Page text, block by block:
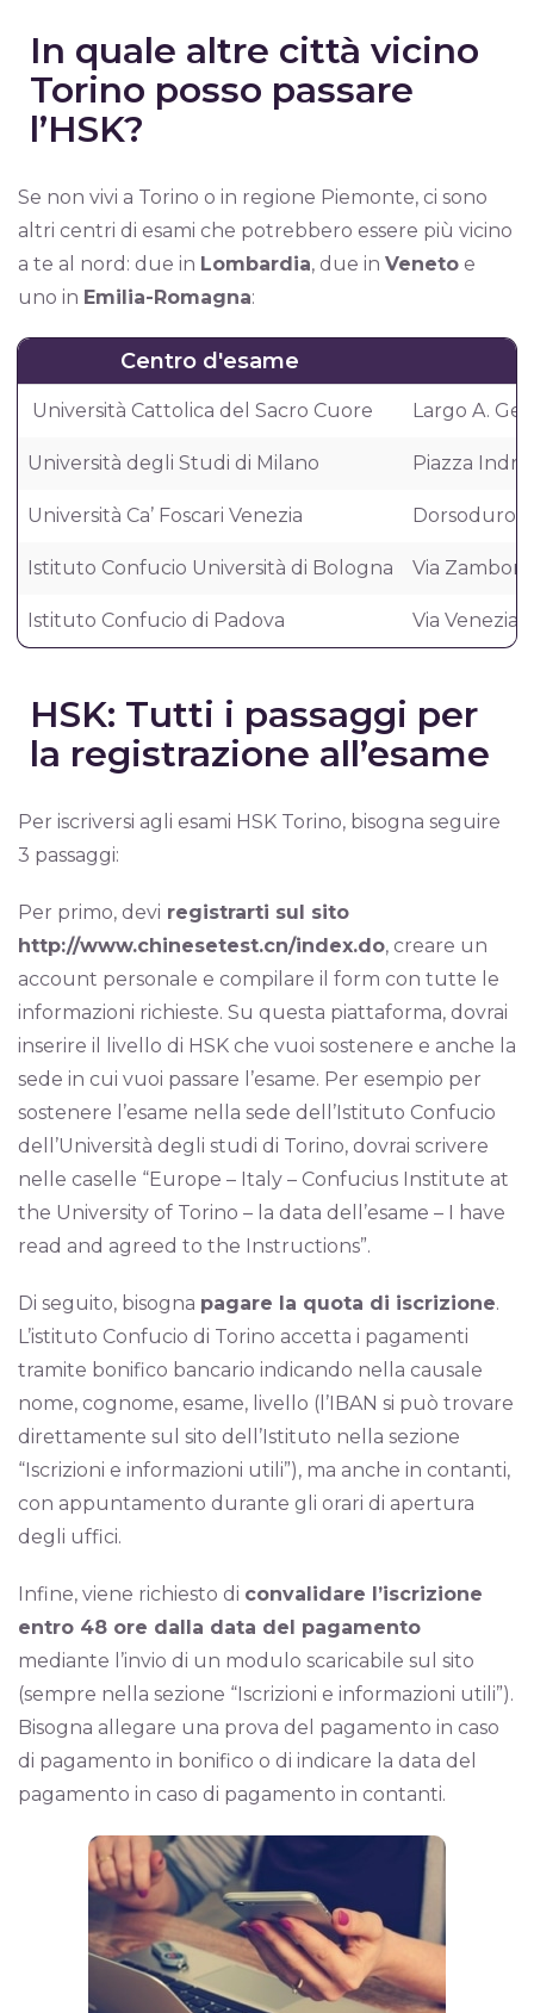
In quale altre città vicino
Torino posso passare
l’HSK?
Se non vivi a Torino o in regione Piemonte, ci sono
altri centri di esami che potrebbero essere più vicino
a te al nord: due in Lombardia, due in Venetoe
uno in Emilia-Romagna:
Centro d'esame
Università Cattolica del Sacro Cuore Largo A.
Università degli Studi di Milano Piazza Indro
Università Ca’ Foscari Venezia Dorsoduro
Istituto Confucio Università di Bologna Via
Istituto Confucio di Padova Via Venezia
HSK: Tutti i passaggi per
la registrazione all’esame
Per iscriversi agli esami HSK Torino, bisogna seguire
3 passaggi:
Per primo, devi registrarti sul sito
http://www.chinesetest.cn/index.do, creare un
account personale e compilare il form con tutte le
informazioni richieste. Su questa piattaforma, dovrai
inserire il livello di HSK che vuoi sostenere e anche la
sede in cui vuoi passare l’esame. Per esempio per
sostenere l’esame nella sede dell’Istituto Confucio
dell’Università degli studi di Torino, dovrai scrivere
nelle caselle “Europe – Italy – Confucius Institute at
the University of Torino – la data dell’esame – I have
read and agreed to the Instructions”.
Di seguito, bisogna pagare la quota di iscrizione.
L’istituto Confucio di Torino accetta i pagamenti
tramite bonifico bancario indicando nella causale
nome, cognome, esame, livello (l’IBAN si può trovare
direttamente sul sito dell’Istituto nella sezione
“Iscrizioni e informazioni utili”), ma anche in contanti,
con appuntamento durante gli orari di apertura
degli uffici.
Infine, viene richiesto di convalidare l’iscrizione
entro 48 ore dalla data del pagamento
mediante l’invio di un modulo scaricabile sul sito
(sempre nella sezione “Iscrizioni e informazioni utili”).
Bisogna allegare una prova del pagamento in caso
di pagamento in bonifico o di indicare la data del
pagamento in caso di pagamento in contanti.